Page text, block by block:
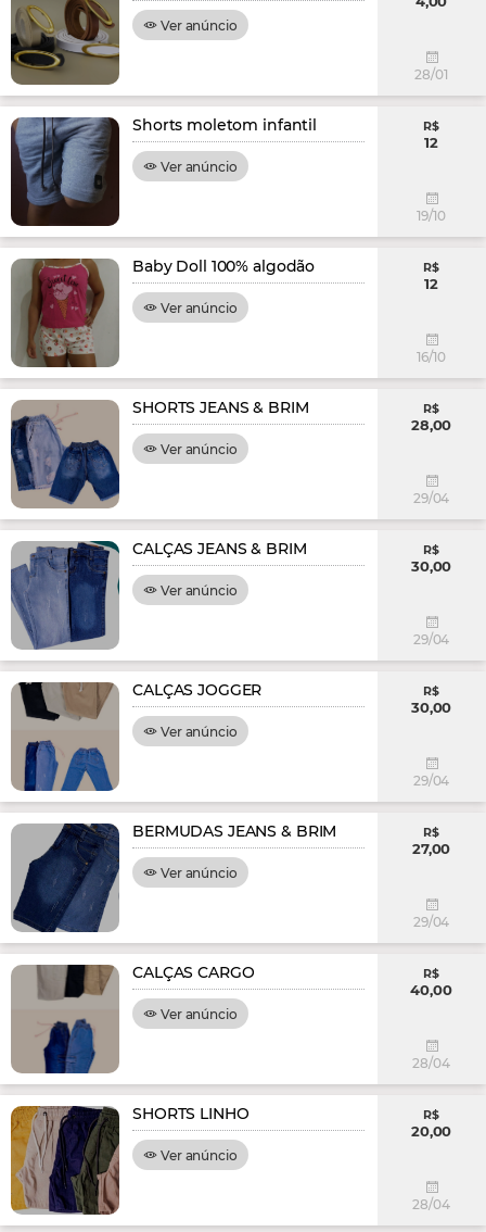
Ver anúncio
28/01
Shorts moletom infantil
Ver anúncio
R$
12
19/10
Baby Doll 100% algodão
Ver anúncio
R$
12
16/10
SHORTS JEANS & BRIM
Ver anúncio
R$
28,00
29/04
CALÇAS JEANS & BRIM
Ver anúncio
R$
30,00
29/04
CALÇAS JOGGER
Ver anúncio
R$
30,00
29/04
BERMUDAS JEANS & BRIM
Ver anúncio
R$
27,00
29/04
CALÇAS CARGO
Ver anúncio
R$
40,00
28/04
SHORTS LINHO
Ver anúncio
R$
20,00
28/04